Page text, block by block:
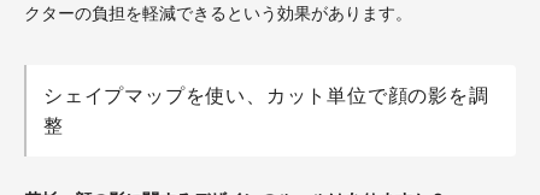
クターの負担を軽減できるという効果があります。
シェイプマップを使い、カット単位で顔の影を調
整